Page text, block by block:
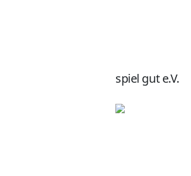
spiel gut e.V.